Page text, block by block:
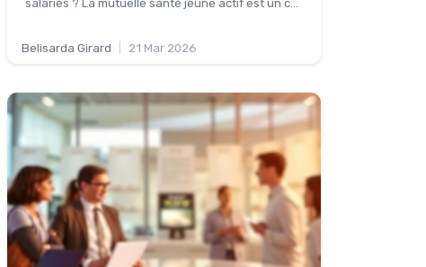
salariés ? La mutuelle santé jeune actif est un c...
Belisarda Girard 21 Mar 2026